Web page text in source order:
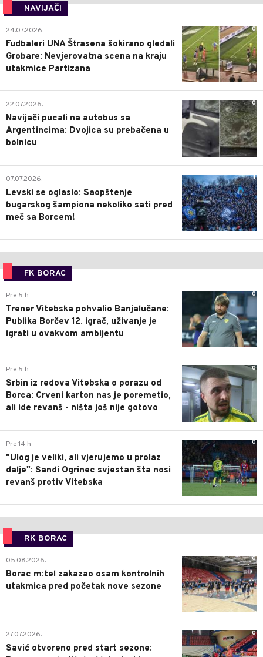
NAVIJAČI
0
24.07.2026.
Fudbaleri UNA Štrasena šokirano gledali
Grobare: Nevjerovatna scena na kraju
utakmice Partizana
0
22.07.2026.
Navijači pucali na autobus sa
Argentincima: Dvojica su prebačena u
bolnicu
1
07.07.2026.
Levski se oglasio: Saopštenje
bugarskog šampiona nekoliko sati pred
meč sa Borcem!
FK BORAC
0
Pre 5 h
Trener Vitebska pohvalio Banjalučane:
Publika Borčev 12. igrač, uživanje je
igrati u ovakvom ambijentu
0
Pre 5 h
Srbin iz redova Vitebska o porazu od
Borca: Crveni karton nas je poremetio,
ali ide revanš - ništa još nije gotovo
0
Pre 14 h
"Ulog je veliki, ali vjerujemo u prolaz
dalje": Sandi Ogrinec svjestan šta nosi
revanš protiv Vitebska
RK BORAC
0
05.08.2026.
Borac m:tel zakazao osam kontrolnih
utakmica pred početak nove sezone
0
27.07.2026.
Savić otvoreno pred start sezone: